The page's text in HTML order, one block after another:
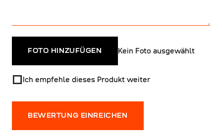
FOTO HINZUFÜGEN Kein Foto ausgewählt
Ich empfehle dieses Produkt weiter
BEWERTUNG EINREICHEN